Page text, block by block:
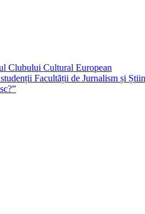
Clubului Cultural European
Facultății de Jurnalism și